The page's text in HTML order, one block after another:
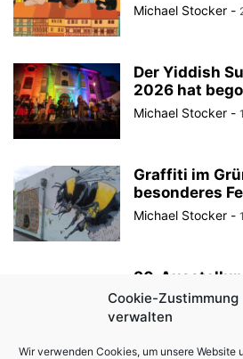
Cookie-Zustimmung
verwalten
Wir verwenden Cookies, um unsere Website
Michael Stocker -
Der Yiddish
2026 hat
Michael Stocker -
Graffiti im
besonderes
Michael Stocker -
30.
KulturQuartier